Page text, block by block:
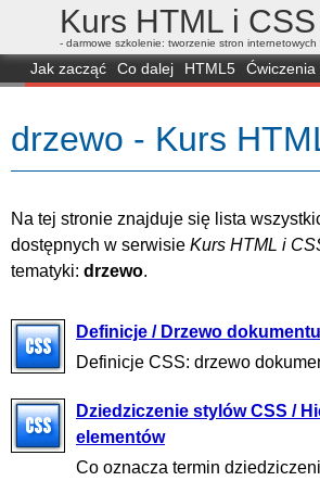
Kurs HTML i CSS
- darmowe szkolenie: tworzenie stron internetowych
Jak zacząć Co dalej HTML5 Ćwiczenia
FAQ
Przeglądarki Mapa FORUM
drzewo - Kurs
Na tej stronie znajduje się lista
dostępnych w serwisie Kurs HTML i
tematyki: drzewo.
Definicje / Drzewo dokumentu
Definicje CSS: drzewo
Dziedziczenie stylów CSS /
elementów
Co oznacza termin